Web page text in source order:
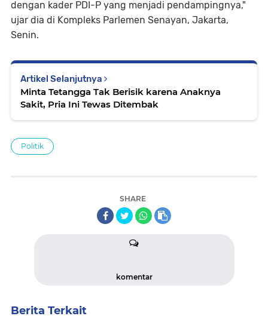
dengan kader PDI-P yang menjadi pendampingnya,"
ujar dia di Kompleks Parlemen Senayan, Jakarta,
Senin.
Artikel Selanjutnya
Minta Tetangga Tak Berisik karena Anaknya
Sakit, Pria Ini Tewas Ditembak
Politik
SHARE
komentar
Berita Terkait